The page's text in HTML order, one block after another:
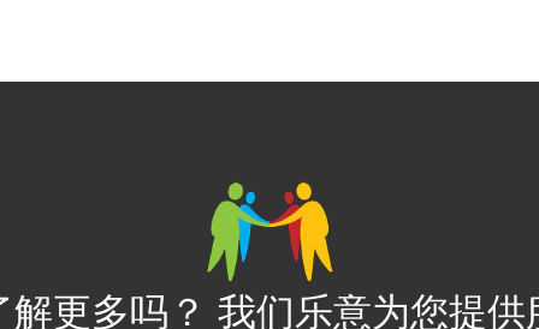
解更多吗？ 我们乐意为您提供